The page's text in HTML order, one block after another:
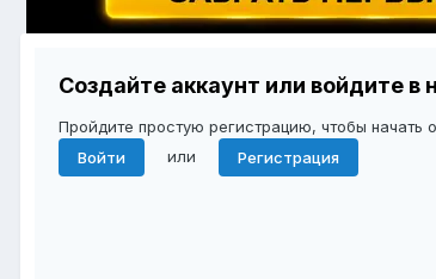
Создайте аккаунт или войдите в
Пройдите простую регистрацию, чтобы начать
Войти
или Регистрация